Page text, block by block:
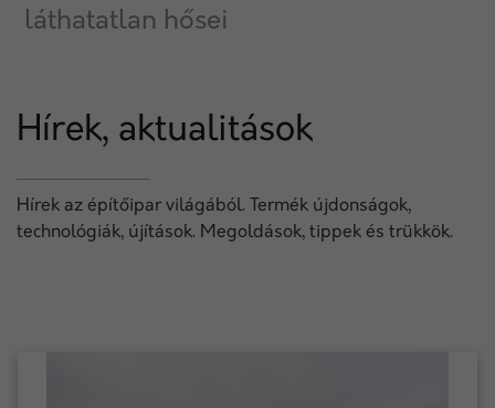
láthatatlan hősei
Hírek, aktualitások
Hírek az építőipar világából. Termék újdonságok,
technológiák, újítások. Megoldások, tippek és trükkök.